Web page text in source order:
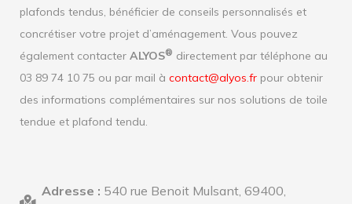
plafonds tendus, bénéficier de conseils personnalisés et
concrétiser votre projet d’aménagement. Vous pouvez
également contacter ALYOS® directement par téléphone au
03 89 74 10 75 ou par mail à contact@alyos.fr pour obtenir
des informations complémentaires sur nos solutions de toile
tendue et plafond tendu.
Adresse : 540 rue Benoit Mulsant, 69400,